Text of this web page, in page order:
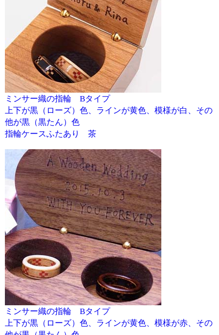
ミンサー織の指輪 Bタイプ
上下が黒（ローズ）色、ラインが黄色、模様が白、その
他が黒（黒たん）色
指輪ケースふたあり 茶
ミンサー織の指輪 Bタイプ
上下が黒（ローズ）色、ラインが黄色、模様が赤、その